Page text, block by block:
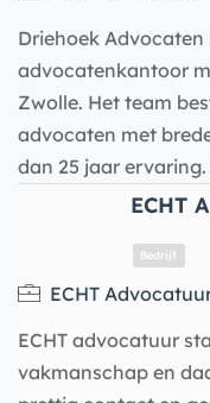
Bedrijf
Driehoek Advocaten
advocatenkantoor
Zwolle. Het team
advocaten met
dan 25 jaar
ECHT
ECHT
ECHT advocatuur
vakmanschap en